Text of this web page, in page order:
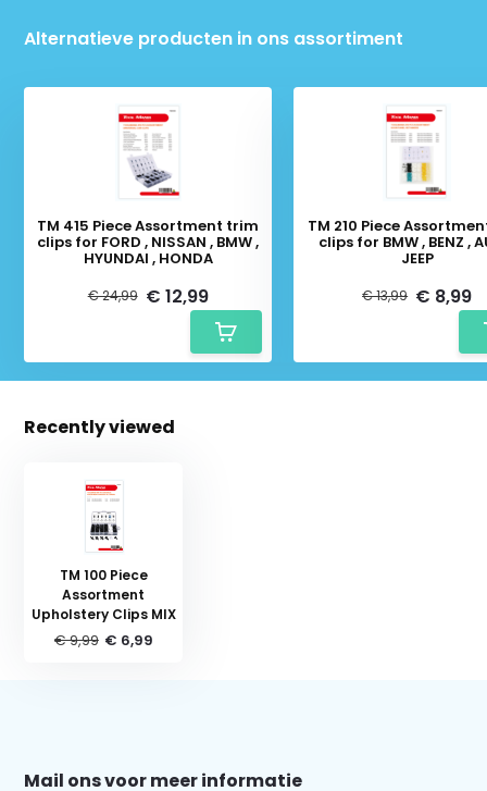
Alternatieve producten in ons assortiment
TM 415 Piece Assortment trim
clips for FORD , NISSAN , BMW ,
HYUNDAI , HONDA
€ 24,99 € 12,99
TM 210 Piece
clips for BMW , BENZ ,
JEEP
€ 13,99 € 8,99
Recently viewed
TM 100 Piece
Assortment
Upholstery Clips MIX
€ 9,99 € 6,99
Mail ons voor meer informatie